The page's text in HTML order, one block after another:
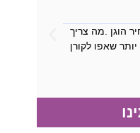
הוגן .מה צריך
יותר שאפו לקורן